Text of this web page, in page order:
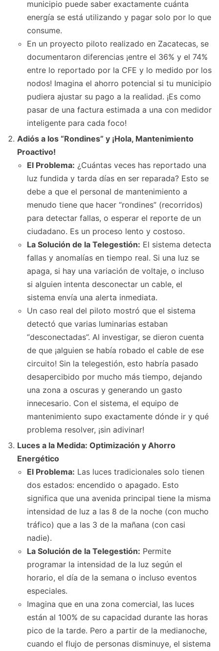
municipio puede saber exactamente cuánta
energía se está utilizando y pagar solo por lo que
consume.
En un proyecto piloto realizado en Zacatecas, se
documentaron diferencias ¡entre el 36% y el 74%
entre lo reportado por la CFE y lo medido por los
nodos! Imagina el ahorro potencial si tu municipio
pudiera ajustar su pago a la realidad. ¡Es como
pasar de una factura estimada a una con medidor
inteligente para cada foco!
Adiós a los “Rondines” y ¡Hola, Mantenimiento
Proactivo!
El Problema: ¿Cuántas veces has reportado una
luz fundida y tarda días en ser reparada? Esto se
debe a que el personal de mantenimiento a
menudo tiene que hacer “rondines” (recorridos)
para detectar fallas, o esperar el reporte de un
ciudadano. Es un proceso lento y costoso.
La Solución de la Telegestión: El sistema detecta
fallas y anomalías en tiempo real. Si una luz se
apaga, si hay una variación de voltaje, o incluso
si alguien intenta desconectar un cable, el
sistema envía una alerta inmediata.
Un caso real del piloto mostró que el sistema
detectó que varias luminarias estaban
“desconectadas”. Al investigar, se dieron cuenta
de que ¡alguien se había robado el cable de ese
circuito! Sin la telegestión, esto habría pasado
desapercibido por mucho más tiempo, dejando
una zona a oscuras y generando un gasto
innecesario. Con el sistema, el equipo de
mantenimiento supo exactamente dónde ir y qué
problema resolver, ¡sin adivinar!
Luces a la Medida: Optimización y Ahorro
Energético
El Problema: Las luces tradicionales solo tienen
dos estados: encendido o apagado. Esto
significa que una avenida principal tiene la misma
intensidad de luz a las 8 de la noche (con mucho
tráfico) que a las 3 de la mañana (con casi
nadie).
La Solución de la Telegestión: Permite
programar la intensidad de la luz según el
horario, el día de la semana o incluso eventos
especiales.
Imagina que en una zona comercial, las luces
están al 100% de su capacidad durante las horas
pico de la tarde. Pero a partir de la medianoche,
cuando el flujo de personas disminuye, el sistema